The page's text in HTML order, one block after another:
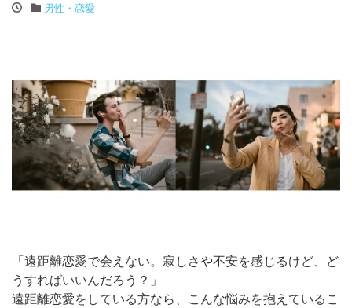
男性・恋愛
「遠距離恋愛で会えない。寂しさや不安を感じるけど、ど
うすればいいんだろう？」
遠距離恋愛をしている方なら、こんな悩みを抱えているこ